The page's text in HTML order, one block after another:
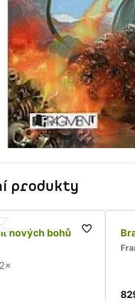
produkty
nových bohů
2×